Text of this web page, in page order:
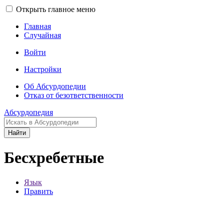
Открыть главное меню
Главная
Случайная
Войти
Настройки
Об Абсурдопедии
Отказ от безответственности
Абсурдопедия
Найти
Бесхребетные
Язык
Править